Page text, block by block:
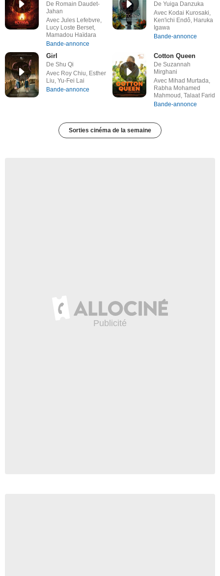
De Romain Daudet-
Jahan
Avec Jules Lefebvre,
Lucy Loste Berset,
Mamadou Haïdara
Bande-annonce
De Yuiga Danzuka
Avec Kodai Kurosaki,
Ken'ichi Endô, Haruka
Igawa
Bande-annonce
Girl
De Shu Qi
Avec Roy Chiu, Esther
Liu, Yu-Fei Lai
Bande-annonce
Cotton Queen
De Suzannah
Mirghani
Avec Mihad Murtada,
Rabha Mohamed
Mahmoud, Talaat Farid
Bande-annonce
Sorties cinéma de la semaine